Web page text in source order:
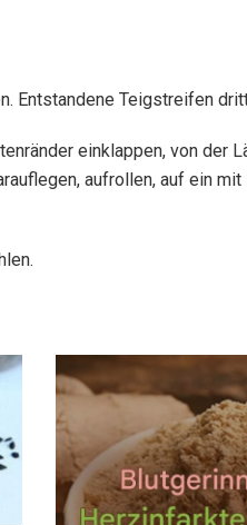
Entstandene Teigstreifen
einklappen, von der
aufrollen, auf ein